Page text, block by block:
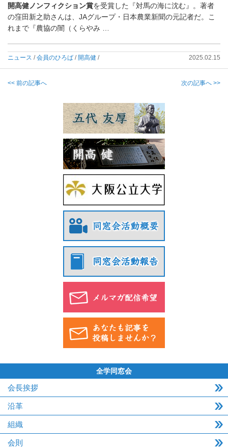
開高健ノンフィクション賞を受賞した『対馬の海に沈む』。著者
の窪田新之助さんは、JAグループ・日本農業新聞の元記者だ。こ
れまで『農協の闇（くらやみ …
ニュース /会員のひろば / 開高健 / 2025.02.15
<< 前の記事へ 次の記事へ >>
全学同窓会
会長挨拶
沿革
組織
会則